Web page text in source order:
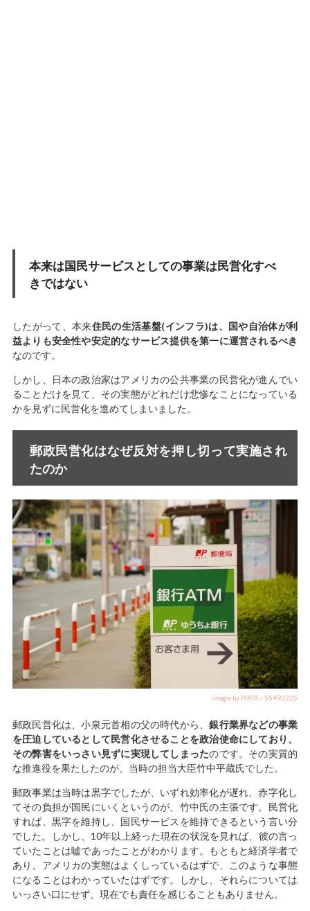
本来は国民サービスとしての事業は民営化すべ
きではない
したがって、本来住民の生活基盤(インフラ)は、国や自治体が利
益よりも安全性や安定的なサービス提供を第一に運営されるべき
なのです。
しかし、日本の政治家はアメリカの公共事業の民営化が進んでい
ることだけを見て、その実態がどれだけ悲惨なことになっている
かを見ずに民営化を進めてしまいました。
郵政民営化はなぜ反対を押し切って実施され
たのか
image by PIXTA / 55493225
郵政民営化は、小泉元首相の父の時代から、銀行業界などの事業
を圧迫しているとして民営化させることを政治使命にしており、
その弊害をいっさい見ずに実現してしまったのです。その実質的
な推進役を果たしたのが、当時の担当大臣竹中平蔵氏でした。
郵政事業は当時は黒字でしたが、いずれ効率化が遅れ、赤字化し
てその負担が国民にいくというのが、竹中氏の主張です。民営化
すれば、黒字を維持し、国民サービスを維持できるという言い分
でした。しかし、10年以上経った現在の状況を見れば、彼の言っ
ていたことは嘘であったことがわかります。もともと経済学者で
あり、アメリカの実態はよくしっているはずで、このような事態
になることはわかっていたはずです。しかし、それらについては
いっさい口にせず、現在でも責任を感じることもありません。